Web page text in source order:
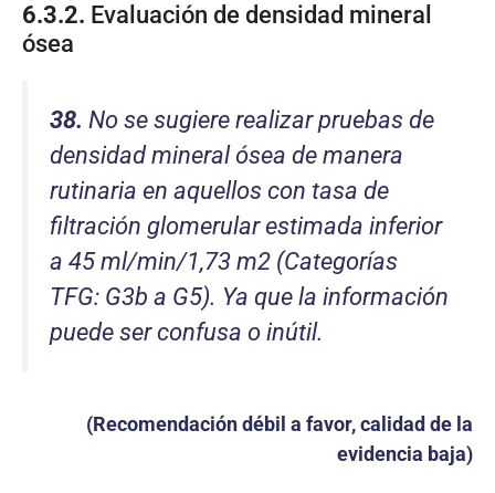
6.3.2. Evaluación de densidad mineral
ósea
38. No se sugiere realizar pruebas de
densidad mineral ósea de manera
rutinaria en aquellos con tasa de
filtración glomerular estimada inferior
a 45 ml/min/1,73 m2 (Categorías
TFG: G3b a G5). Ya que la información
puede ser confusa o inútil.
(Recomendación débil a favor, calidad de la
evidencia baja)